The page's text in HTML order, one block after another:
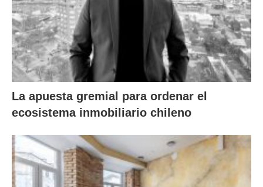
La apuesta gremial para ordenar el
ecosistema inmobiliario chileno